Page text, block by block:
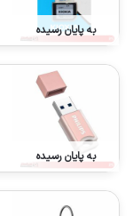
به پایان رسیده
به پایان رسیده